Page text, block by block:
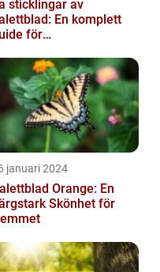
sticklingar av
En komplett
för
januari 2024
Orange: En
Skönhet för